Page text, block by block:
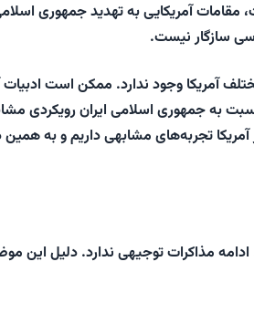
مقامات آمریکایی به تهدید جمهوری
سازگار نیست.
آمریکا وجود ندارد. ممکن است ادبیات
به جمهوری اسلامی ایران رویکردی
آمریکا تجربه‌های مشابهی داریم و به همین
مذاکرات توجیهی ندارد. دلیل این